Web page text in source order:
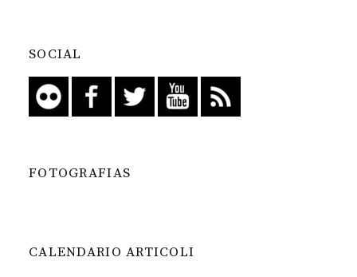
SOCIAL
FOTOGRAFIAS
CALENDARIO ARTICOLI